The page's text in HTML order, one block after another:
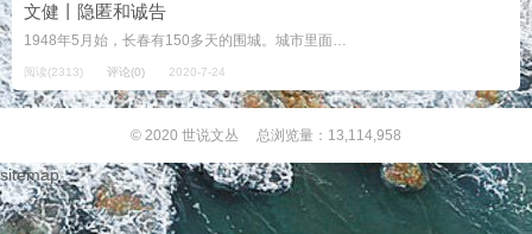
文健丨隐匿和诚告
1948年5月始，长春有150多天的围城。城市里面粮食没有了，燃料没有了，在解放军高射炮的封锁下，国军的运输机无法完成空运，越围越困，几十万百姓开始找野草树皮充饥，乃至长春城内竟然找不到一棵有皮的树! 不知道攻守双方的信...
阅读(2313) 评论(0) 2020-7-24
© 2020 世说文丛 总浏览量：13,114,958
sitemap